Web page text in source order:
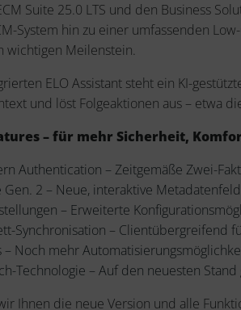
Suite 25.0 LTS und den Business
System hin zu einer umfassenden
wichtigen Meilenstein.
ELO Assistant steht ein KI-
und löst Folgeaktionen aus – etwa
– für mehr Sicherheit,
Authentication – Zeitgemäße Zwei-
Gen. 2 – Neue, interaktive
– Erweiterte
Synchronisation – Clientübergreifend
– Noch mehr
Technologie – Auf den neuesten
Ihnen die neue Version und alle